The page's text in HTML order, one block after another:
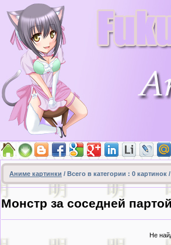
Аниме картинки / Всего в категории : 0 картинок
Монстр за соседней
Не